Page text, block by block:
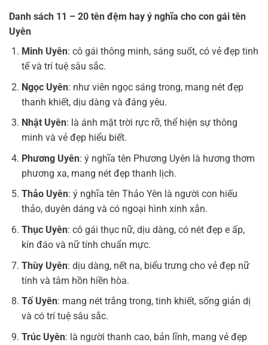
Danh sách 11 – 20 tên đệm hay ý nghĩa cho con gái tên
Uyên
Minh Uyên: cô gái thông minh, sáng suốt, có vẻ đẹp tinh
tế và trí tuệ sâu sắc.
Ngọc Uyên: như viên ngọc sáng trong, mang nét đẹp
thanh khiết, dịu dàng và đáng yêu.
Nhật Uyên: là ánh mặt trời rực rỡ, thể hiện sự thông
minh và vẻ đẹp hiểu biết.
Phương Uyên: ý nghĩa tên Phương Uyên là hương thơm
phương xa, mang nét đẹp thanh lịch.
Thảo Uyên: ý nghĩa tên Thảo Yên là người con hiếu
thảo, duyên dáng và có ngoại hình xinh xắn.
Thục Uyên: cô gái thục nữ, dịu dàng, có nét đẹp e ấp,
kín đáo và nữ tính chuẩn mực.
Thùy Uyên: dịu dàng, nết na, biểu trưng cho vẻ đẹp nữ
tính và tâm hồn hiền hòa.
Tố Uyên: mang nét trắng trong, tinh khiết, sống giản dị
và có trí tuệ sâu sắc.
Trúc Uyên: là người thanh cao, bản lĩnh, mang vẻ đẹp